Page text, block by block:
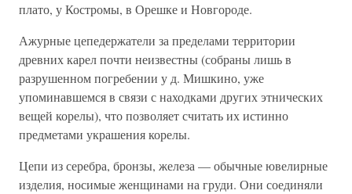
плато, у Костромы, в Орешке и Новгороде.
Ажурные цепедержатели за пределами территории
древних карел почти неизвестны (собраны лишь в
разрушенном погребении у д. Мишкино, уже
упоминавшемся в связи с находками других этнических
вещей корелы), что позволяет считать их истинно
предметами украшения корелы.
Цепи из серебра, бронзы, железа — обычные ювелирные
изделия, носимые женщинами на груди. Они соединяли